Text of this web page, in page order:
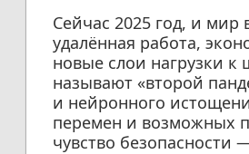
Сейчас 2025 год, и мир
удалённая работа,
новые слои нагрузки к
называют «второй
и нейронного
перемен и возможных
чувство безопасности